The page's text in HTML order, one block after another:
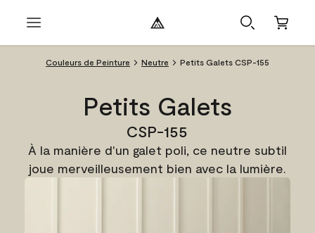
Couleurs de Peinture Neutre Petits Galets CSP-155
Petits Galets
CSP-155
À la manière d'un galet poli, ce neutre subtil
joue merveilleusement bien avec la lumière.